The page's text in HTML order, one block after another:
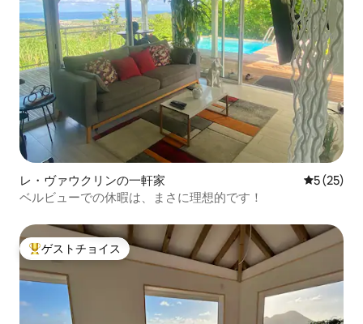
レ・ヴァウクリンの一軒家 レビュー
5 (25)
ベルビューでの休暇は、まさに理想的です！
大好評のゲストチョイスです。
ゲストチョイス